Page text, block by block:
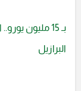
بـ 15 مليون
البرازيل